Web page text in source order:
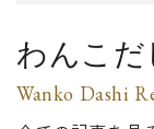
わんこだ
Wanko Dashi